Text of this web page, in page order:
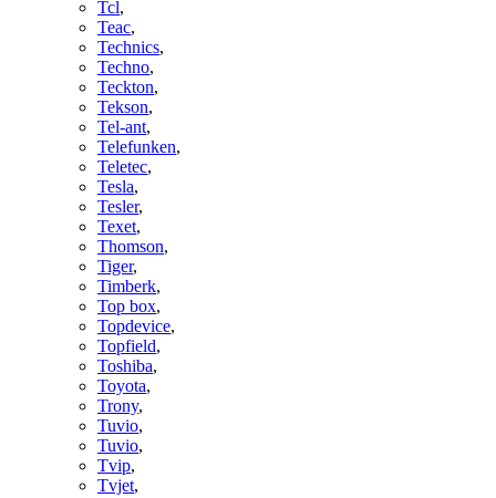
Tcl,
Teac,
Technics,
Techno,
Teckton,
Tekson,
Tel-ant,
Telefunken,
Teletec,
Tesla,
Tesler,
Texet,
Thomson,
Tiger,
Timberk,
Top box,
Topdevice,
Topfield,
Toshiba,
Toyota,
Trony,
Tuvio,
Tuvio,
Tvip,
Tvjet,